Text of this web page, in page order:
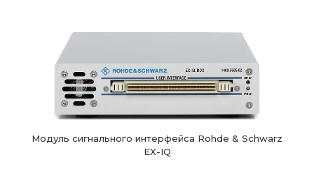
Модуль сигнального интерфейса Rohde & Schwarz
EX-IQ